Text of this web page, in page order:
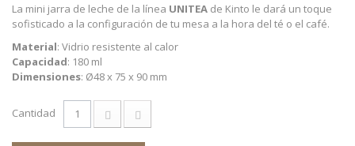
La mini jarra de leche de la línea UNITEA de Kinto le dará un toque
sofisticado a la configuración de tu mesa a la hora del té o el café.
Material: Vidrio resistente al calor
Capacidad: 180 ml
Dimensiones: Ø48 x 75 x 90 mm
Cantidad